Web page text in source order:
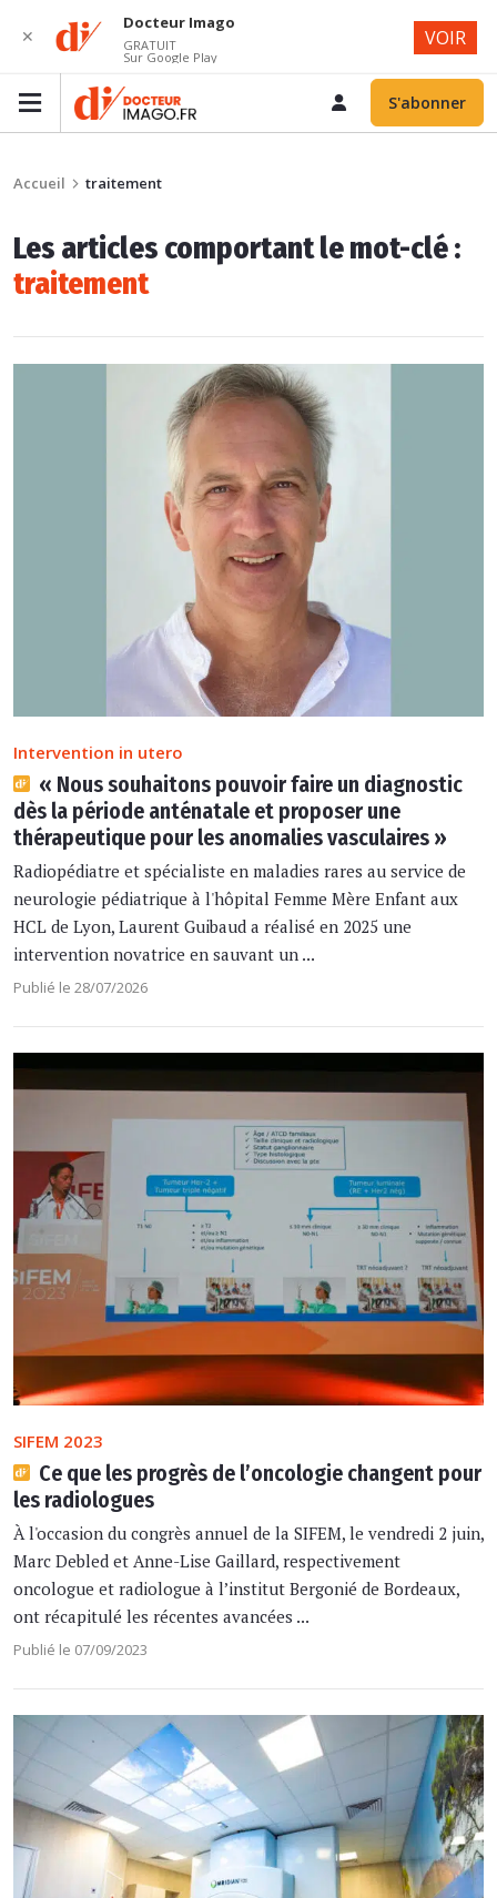
S'abonner
Accueil traitement
Les articles comportant le mot-clé :
traitement
Intervention in utero
« Nous souhaitons pouvoir faire un diagnostic
dès la période anténatale et proposer une
thérapeutique pour les anomalies vasculaires »
Radiopédiatre et spécialiste en maladies rares au service de
neurologie pédiatrique à l'hôpital Femme Mère Enfant aux
HCL de Lyon, Laurent Guibaud a réalisé en 2025 une
intervention novatrice en sauvant un ...
Publié le 28/07/2026
SIFEM 2023
Ce que les progrès de l’oncologie changent pour
les radiologues
À l'occasion du congrès annuel de la SIFEM, le vendredi 2 juin,
Marc Debled et Anne-Lise Gaillard, respectivement
oncologue et radiologue à l’institut Bergonié de Bordeaux,
ont récapitulé les récentes avancées ...
Publié le 07/09/2023
✕
Docteur Imago
GRATUIT
Sur Google Play
VOIR